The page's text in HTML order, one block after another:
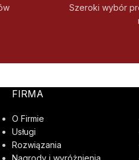
Szeroki wybór
FIRMA
O Firmie
Usługi
Rozwiązania